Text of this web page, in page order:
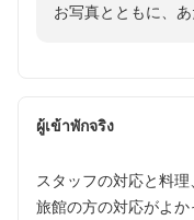
お写真とともに、
また、ご到着時間
きましてお役に立
してご来館いただ
ご夕食・ご朝食と
ผู้เข้าพักจริง
スタッフの対応と料
旅館の方の対応がよか